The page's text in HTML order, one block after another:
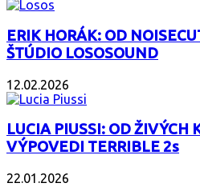
ERIK HORÁK: OD
ŠTÚDIO LOSOSOUND
12.02.2026
LUCIA PIUSSI: OD ŽIVÝCH
VÝPOVEDI TERRIBLE 2s
22.01.2026